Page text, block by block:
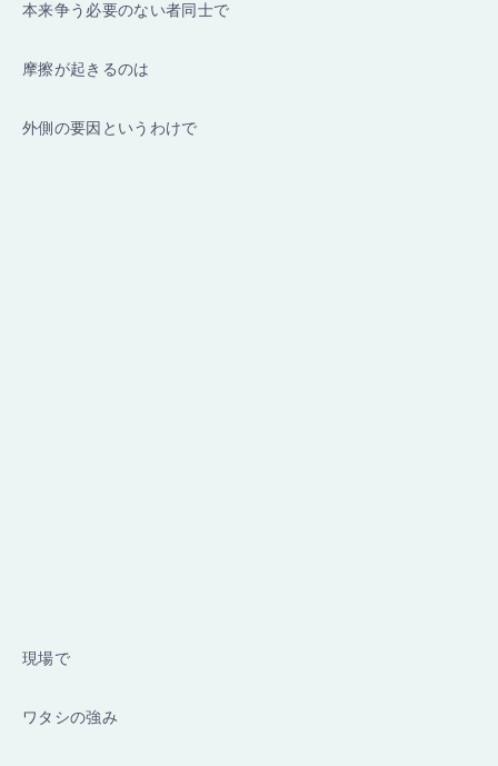
本来争う必要のない者同士で
摩擦が起きるのは
外側の要因というわけで
現場で
ワタシの強み